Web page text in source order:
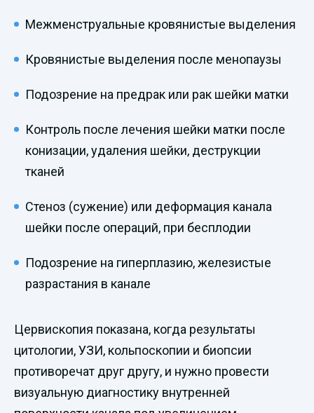
Межменструальные кровянистые выделения
Кровянистые выделения после менопаузы
Подозрение на предрак или рак шейки матки
Контроль после лечения шейки матки после
конизации, удаления шейки, деструкции
тканей
Стеноз (сужение) или деформация канала
шейки после операций, при бесплодии
Подозрение на гиперплазию, железистые
разрастания в канале
Цервископия показана, когда результаты
цитологии, УЗИ, кольпоскопии и биопсии
противоречат друг другу, и нужно провести
визуальную диагностику внутренней